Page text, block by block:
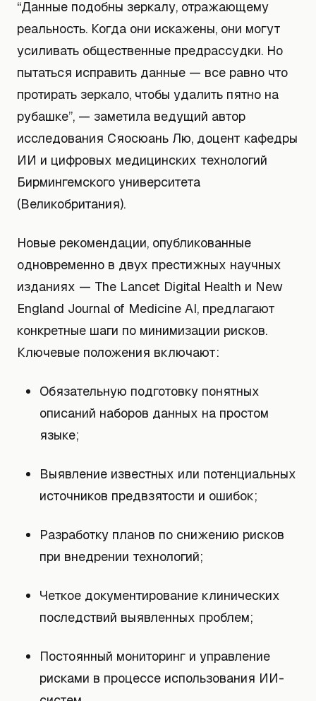
“Данные подобны зеркалу, отражающему
реальность. Когда они искажены, они могут
усиливать общественные предрассудки. Но
пытаться исправить данные — все равно что
протирать зеркало, чтобы удалить пятно на
рубашке”, — заметила ведущий автор
исследования Сяосюань Лю, доцент кафедры
ИИ и цифровых медицинских технологий
Бирмингемского университета
(Великобритания).
Новые рекомендации, опубликованные
одновременно в двух престижных научных
изданиях — The Lancet Digital Health и New
England Journal of Medicine AI, предлагают
конкретные шаги по минимизации рисков.
Ключевые положения включают:
Обязательную подготовку понятных
описаний наборов данных на простом
языке;
Выявление известных или потенциальных
источников предвзятости и ошибок;
Разработку планов по снижению рисков
при внедрении технологий;
Четкое документирование клинических
последствий выявленных проблем;
Постоянный мониторинг и управление
рисками в процессе использования ИИ-